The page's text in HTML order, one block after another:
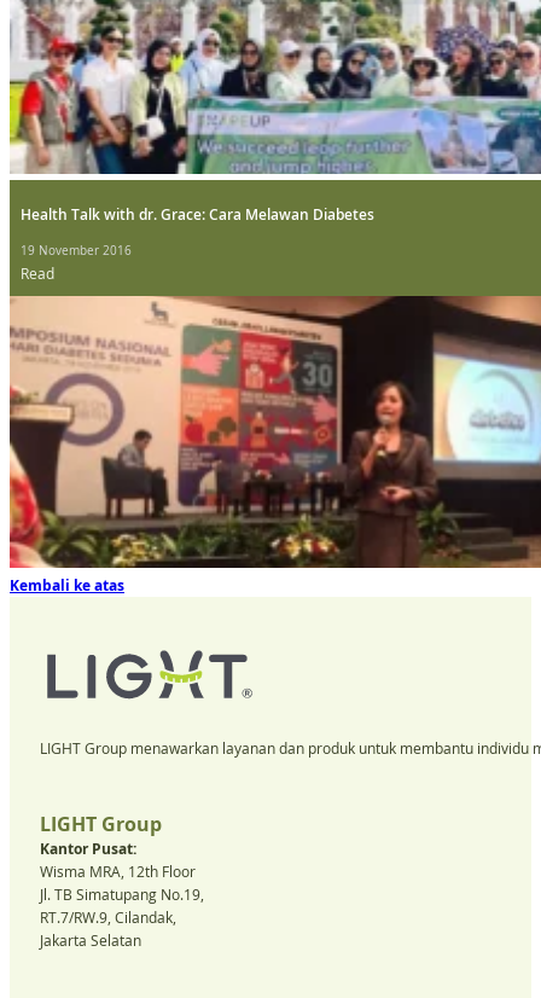
Health Talk with dr. Grace: Cara Melawan Diabetes
19 November 2016
Read
Kembali ke atas
LIGHT Group menawarkan layanan dan produk untuk membantu
LIGHT Group
Kantor Pusat:
Wisma MRA, 12th Floor
Jl. TB Simatupang No.19,
RT.7/RW.9, Cilandak,
Jakarta Selatan